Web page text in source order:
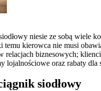
niesie ze sobą wiele
temu kierowca nie musi
biznesowych;
oraz rabaty
siodłowy